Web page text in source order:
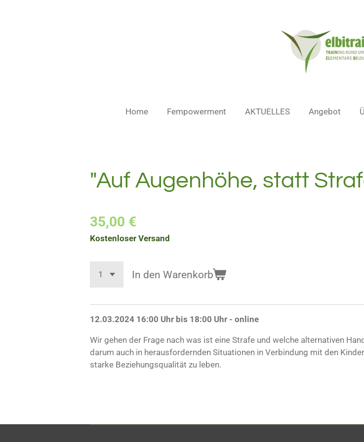
Home Fempowerment AKTUELLES Angebot
"Auf Augenhöhe, statt
35,00 €
Kostenloser Versand
In den Warenkorb
12.03.2024 16:00 Uhr bis 18:00 Uhr - online
Wir gehen der Frage nach was ist eine Strafe und welche alternativen
darum auch in herausfordernden Situationen in Verbindung mit den
starke Beziehungsqualität zu leben.